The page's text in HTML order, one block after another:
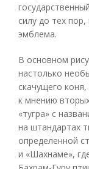
силу до тех
эмблема.
В основном
настолько
скачущего
к мнению
«тугра» с
на штандартах
определенной
и «Шахнаме»,